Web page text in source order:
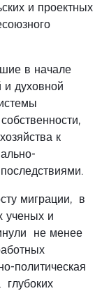
и проектных
в начале
и духовной
к
миграции, в
ученых и
не менее
политическая
глубоких